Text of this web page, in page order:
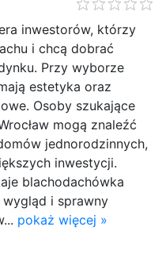
inwestorów, którzy
i chcą dobrać
Przy wyborze
estetyka oraz
Osoby szukające
mogą znaleźć
jednorodzinnych,
inwestycji.
blachodachówka
wygląd i sprawny
pokaż więcej »